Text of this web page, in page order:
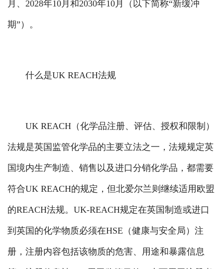
月、2028年10月和2030年10月（以下简称“新缓冲
期”）。
什么是UK REACH法规
UK REACH（化学品注册、评估、授权和限制）
法规是英国监管化学品的主要立法之一，法规规定英
国境内生产制造、销售以及进口分销化学品，都需要
符合UK REACH的规定，但北爱尔兰则继续适用欧盟
的REACH法规。UK-REACH规定在英国制造或进口
到英国的化学物质必须在HSE（健康与安全局）注
册，注册内容包括该物质的危害、用途和暴露信息